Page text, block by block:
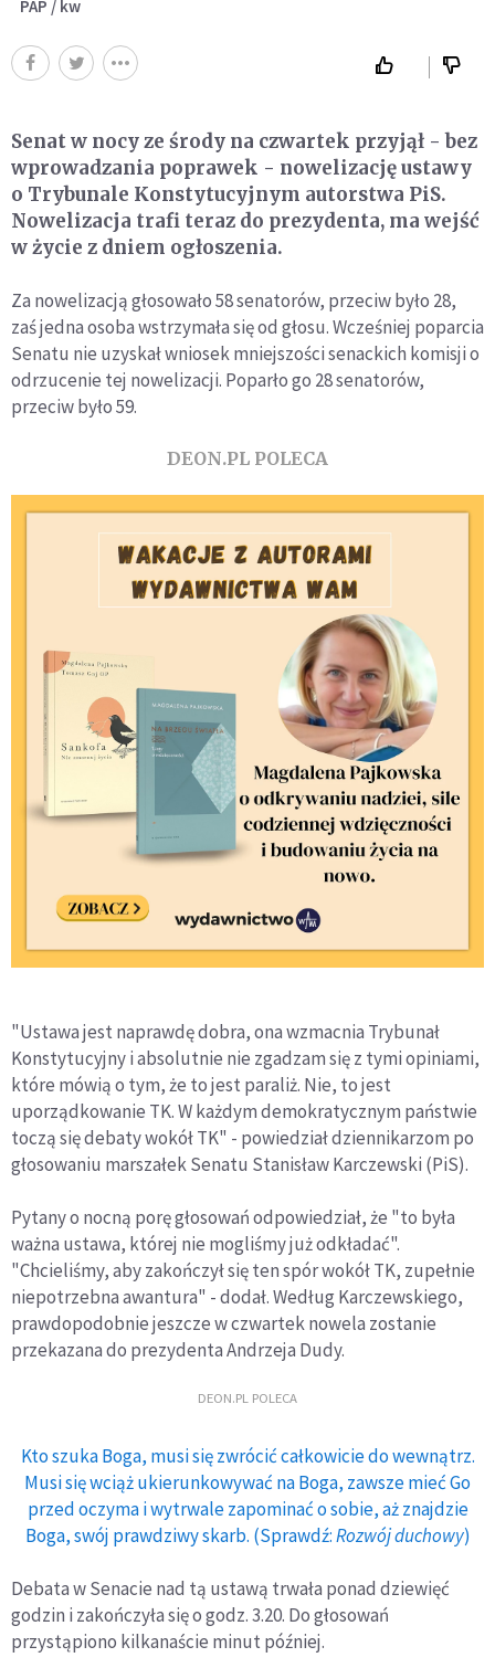
PAP / kw
Senat w nocy ze środy na czwartek przyjął - bez
wprowadzania poprawek - nowelizację ustawy
o Trybunale Konstytucyjnym autorstwa PiS.
Nowelizacja trafi teraz do prezydenta, ma wejść
w życie z dniem ogłoszenia.
Za nowelizacją głosowało 58 senatorów, przeciw było 28,
zaś jedna osoba wstrzymała się od głosu. Wcześniej poparcia
Senatu nie uzyskał wniosek mniejszości senackich komisji o
odrzucenie tej nowelizacji. Poparło go 28 senatorów,
przeciw było 59.
DEON.PL POLECA
"Ustawa jest naprawdę dobra, ona wzmacnia Trybunał
Konstytucyjny i absolutnie nie zgadzam się z tymi opiniami,
które mówią o tym, że to jest paraliż. Nie, to jest
uporządkowanie TK. W każdym demokratycznym państwie
toczą się debaty wokół TK" - powiedział dziennikarzom po
głosowaniu marszałek Senatu Stanisław Karczewski (PiS).
Pytany o nocną porę głosowań odpowiedział, że "to była
ważna ustawa, której nie mogliśmy już odkładać".
"Chcieliśmy, aby zakończył się ten spór wokół TK, zupełnie
niepotrzebna awantura" - dodał. Według Karczewskiego,
prawdopodobnie jeszcze w czwartek nowela zostanie
przekazana do prezydenta Andrzeja Dudy.
DEON.PL POLECA
Kto szuka Boga, musi się zwrócić całkowicie do wewnątrz.
Musi się wciąż ukierunkowywać na Boga, zawsze mieć Go
przed oczyma i wytrwale zapominać o sobie, aż znajdzie
Boga, swój prawdziwy skarb. (Sprawdź:Rozwój duchowy)
Debata w Senacie nad tą ustawą trwała ponad dziewięć
godzin i zakończyła się o godz. 3.20. Do głosowań
przystąpiono kilkanaście minut później.